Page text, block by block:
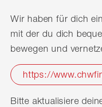
Wir haben für dich
mit der du dich
bewegen und
https://
Bitte aktualisiere